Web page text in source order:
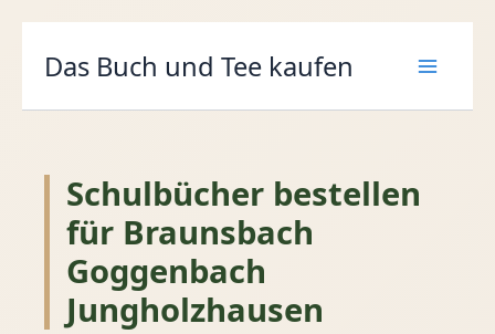
InhaltDas Buch und Tee kaufen
Schulbücher bestellen
für Braunsbach
Goggenbach
Jungholzhausen